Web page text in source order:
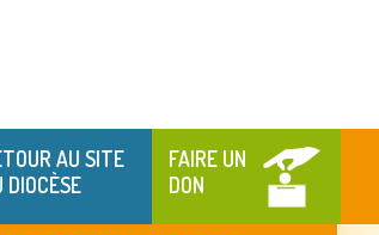
AU SITE
DIOCÈSE
FAIRE UN
DON